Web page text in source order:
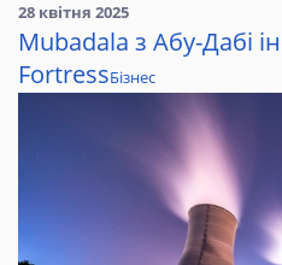
28 квітня 2025
Mubadala з Абу-Дабі
FortressБізнес